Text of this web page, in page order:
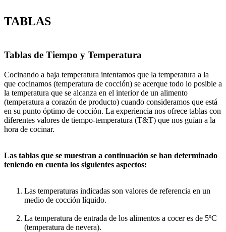
TABLAS
Tablas de Tiempo y Temperatura
Cocinando a baja temperatura intentamos que la temperatura a la
que cocinamos (temperatura de cocción) se acerque todo lo posible a
la temperatura que se alcanza en el interior de un alimento
(temperatura a corazón de producto) cuando consideramos que está
en su punto óptimo de cocción. La experiencia nos ofrece tablas con
diferentes valores de tiempo-temperatura (T&T) que nos guían a la
hora de cocinar.
Las tablas que se muestran a continuación se han determinado
teniendo en cuenta los siguientes aspectos:
Las temperaturas indicadas son valores de referencia en un
medio de cocción líquido.
La temperatura de entrada de los alimentos a cocer es de 5ºC
(temperatura de nevera).